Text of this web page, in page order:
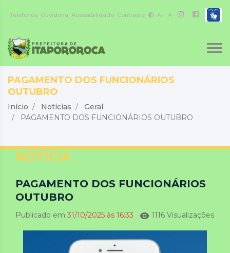
Telefones Ouvidoria Acessibilidade Contraste A+ A-
PAGAMENTO DOS FUNCIONÁRIOS
OUTUBRO
Início Notícias
Geral
PAGAMENTO DOS FUNCIONÁRIOS OUTUBRO
NOTÍCIA
PAGAMENTO DOS FUNCIONÁRIOS
OUTUBRO
Publicado em 31/10/2025 às 16:33 1116 Visualizações